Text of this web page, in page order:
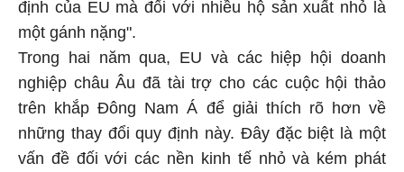
định của EU mà đối với nhiều hộ sản xuất nhỏ là
một gánh nặng".
Trong hai năm qua, EU và các hiệp hội doanh
nghiệp châu Âu đã tài trợ cho các cuộc hội thảo
trên khắp Đông Nam Á để giải thích rõ hơn về
những thay đổi quy định này. Đây đặc biệt là một
vấn đề đối với các nền kinh tế nhỏ và kém phát